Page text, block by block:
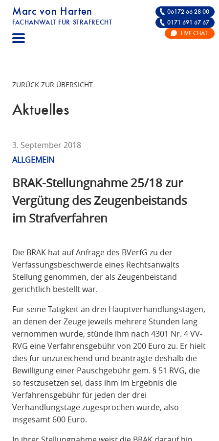
Marc von Harten
FACHANWALT FÜR STRAFRECHT
STRAFRECHT | RECHTSANWALT FÜR DIE
06172 66 28 00
0171 691 67 67
LIVE CHAT
ZURÜCK ZUR ÜBERSICHT
Aktuelles
3. September 2018
ALLGEMEIN
BRAK-Stellungnahme 25/18 zur
Vergütung des Zeugenbeistands
im Strafverfahren
Die BRAK hat auf Anfrage des BVerfG zu der
Verfassungsbeschwerde eines Rechtsanwalts
Stellung genommen, der als Zeugenbeistand
gerichtlich bestellt war.
Für seine Tätigkeit an drei Hauptverhandlungstagen,
an denen der Zeuge jeweils mehrere Stunden lang
vernommen wurde, stünde ihm nach 4301 Nr. 4 VV-
RVG eine Verfahrensgebühr von 200 Euro zu. Er hielt
dies für unzureichend und beantragte deshalb die
Bewilligung einer Pauschgebühr gem. § 51 RVG, die
so festzusetzen sei, dass ihm im Ergebnis die
Verfahrensgebühr für jeden der drei
Verhandlungstage zugesprochen würde, also
insgesamt 600 Euro.